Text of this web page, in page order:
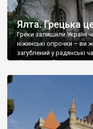
Ялта. Грецька
Греки залишили Україні
ніжинські огірочки – ви
загублений у радянські
Ніжин греки?